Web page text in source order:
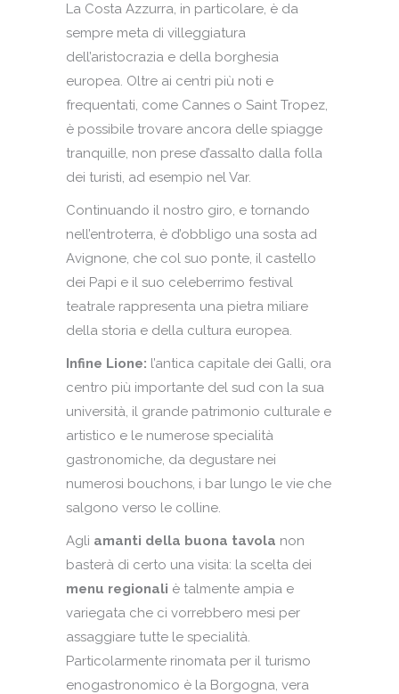
La Costa Azzurra, in particolare, è da
sempre meta di villeggiatura
dell’aristocrazia e della borghesia
europea. Oltre ai centri più noti e
frequentati, come Cannes o Saint Tropez,
è possibile trovare ancora delle spiagge
tranquille, non prese d’assalto dalla folla
dei turisti, ad esempio nel Var.
Continuando il nostro giro, e tornando
nell’entroterra, è d’obbligo una sosta ad
Avignone, che col suo ponte, il castello
dei Papi e il suo celeberrimo festival
teatrale rappresenta una pietra miliare
della storia e della cultura europea.
Infine Lione: l’antica capitale dei Galli, ora
centro più importante del sud con la sua
università, il grande patrimonio culturale e
artistico e le numerose specialità
gastronomiche, da degustare nei
numerosi bouchons, i bar lungo le vie che
salgono verso le colline.
Agli amanti della buona tavola non
basterà di certo una visita: la scelta dei
menu regionali è talmente ampia e
variegata che ci vorrebbero mesi per
assaggiare tutte le specialità.
Particolarmente rinomata per il turismo
enogastronomico è la Borgogna, vera